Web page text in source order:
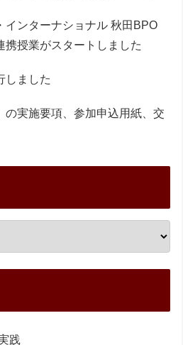
インターナショナル 秋田BPO
携授業がスタートしました
しました
の実施要項、参加申込用紙、交
践